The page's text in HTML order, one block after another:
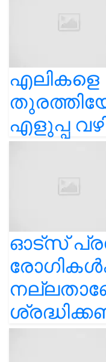
എലികളെ
എളുപ്പ
ഓട്സ്